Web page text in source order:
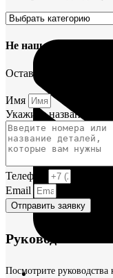
Не нашли деталь?
Оставьте заявку и мы
Имя
Укажите название или
Телефон
Email
Отправить заявку
Руководства и
Посмотрите